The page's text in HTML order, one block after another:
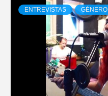
ENTREVISTAS GÉNERO